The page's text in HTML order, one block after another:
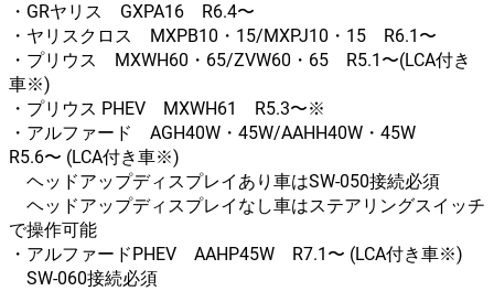
・GRヤリス GXPA16 R6.4〜
・ヤリスクロス MXPB10・15/MXPJ10・15 R6.1〜
・プリウス MXWH60・65/ZVW60・65 R5.1〜(LCA付き
車※)
・プリウス PHEV MXWH61 R5.3〜※
・アルファード AGH40W・45W/AAHH40W・45W
R5.6〜 (LCA付き車※)
ヘッドアップディスプレイあり車はSW-050接続必須
ヘッドアップディスプレイなし車はステアリングスイッチ
で操作可能
・アルファードPHEV AAHP45W R7.1〜 (LCA付き車※)
SW-060接続必須